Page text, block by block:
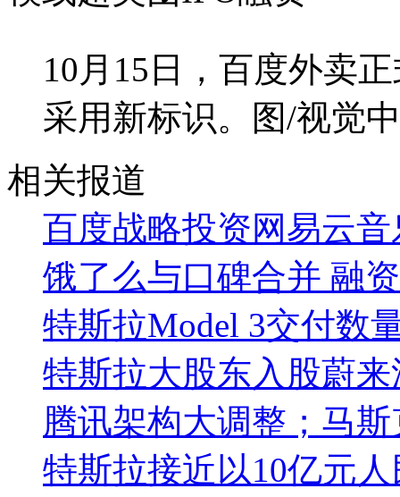
10月15日，百度外卖
采用新标识。图/视觉
相关报道
百度战略投资网易云
饿了么与口碑合并 融
特斯拉Model 3交付数
特斯拉大股东入股蔚
腾讯架构大调整；马
特斯拉接近以10亿元